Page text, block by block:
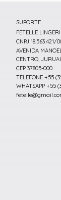
SUPORTE
FETELLE
CNPJ 18.563.421/
AVENIDA
CENTRO,
CEP 37805-000
TELEFONE +55
WHATSAPP +55